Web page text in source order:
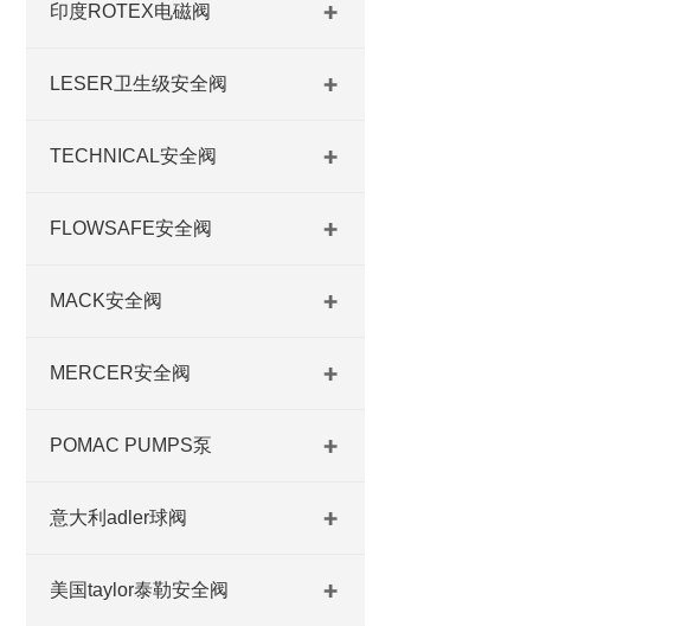
印度ROTEX电磁阀
LESER卫生级安全阀
TECHNICAL安全阀
FLOWSAFE安全阀
MACK安全阀
MERCER安全阀
POMAC PUMPS泵
意大利adler球阀
美国taylor泰勒安全阀